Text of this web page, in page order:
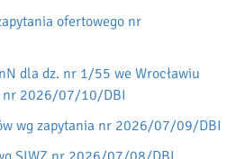
ofertowego nr
dla dz. nr 1/55 we Wrocławiu
nr 2026/07/10/DBI
wg zapytania nr 2026/07/09/DBI